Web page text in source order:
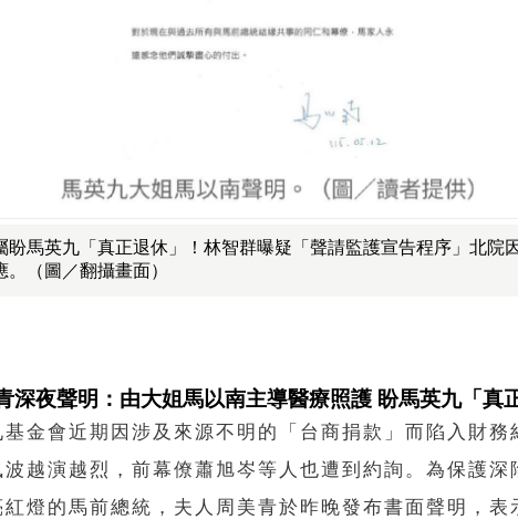
盼馬英九「真正退休」！林智群曝疑「聲請監護宣告程序」北院
。（圖／翻攝畫面）
深夜聲明：由大姐馬以南主導醫療照護 盼馬英九「真
基金會近期因涉及來源不明的「台商捐款」而陷入財務
波越演越烈，前幕僚蕭旭岑等人也遭到約詢。為保護深
紅燈的馬前總統，夫人周美青於昨晚發布書面聲明，表